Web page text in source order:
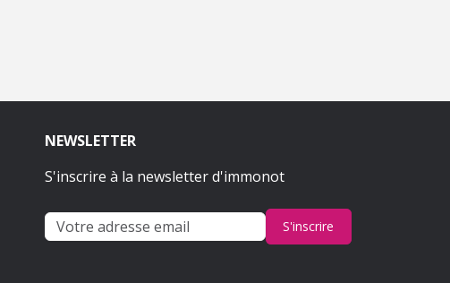
NEWSLETTER
S'inscrire à la newsletter d'immonot
S'inscrire